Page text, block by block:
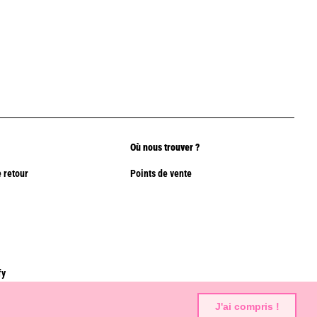
J'ai compris !
retour
Où nous trouver ?
Points de vente